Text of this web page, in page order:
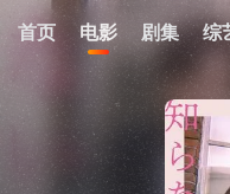
首页 电影 剧集 综
我的观影记录